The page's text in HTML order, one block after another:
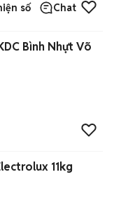
số Chat
Bình Nhựt Võ
11kg